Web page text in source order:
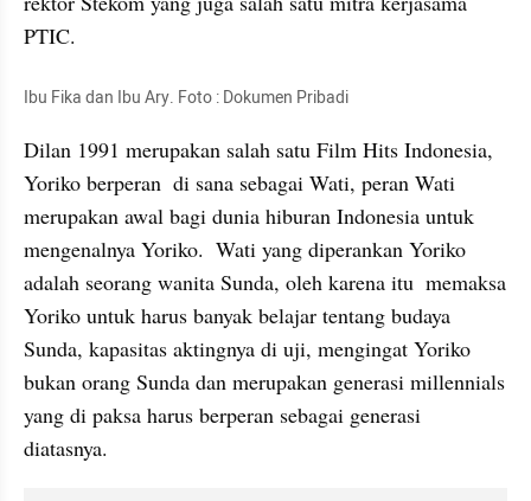
PTIC.
Ibu Fika dan Ibu Ary. Foto : Dokumen Pribadi
Dilan 1991 merupakan salah satu Film Hits Indonesia,
Yoriko berperan  di sana sebagai Wati, peran Wati
merupakan awal bagi dunia hiburan Indonesia untuk
mengenalnya Yoriko.  Wati yang diperankan Yoriko
adalah seorang wanita Sunda, oleh karena itu  memaksa
Yoriko untuk harus banyak belajar tentang budaya
Sunda, kapasitas aktingnya di uji, mengingat Yoriko
bukan orang Sunda dan merupakan generasi millennials
yang di paksa harus berperan sebagai generasi
diatasnya.